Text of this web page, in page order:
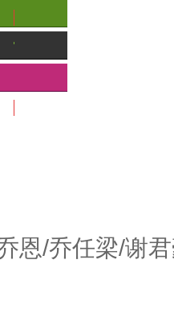
恩/乔任梁/谢